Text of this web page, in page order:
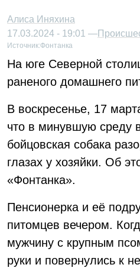
Алиса Иняхина
17.03.2024 - 19:01 —
Источник:Фонтанка
На юге Северной
раненого домашнего
В воскресенье, 17
что в минувшую среду
бойцовская собака
глазах у хозяйки. Об
«Фонтанка».
Пенсионерка и её
питомцев вечером.
мужчину с крупным
руки и повернулись к